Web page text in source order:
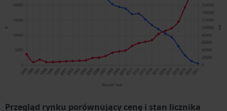
Przegląd rynku porównujący cenę i stan licznika